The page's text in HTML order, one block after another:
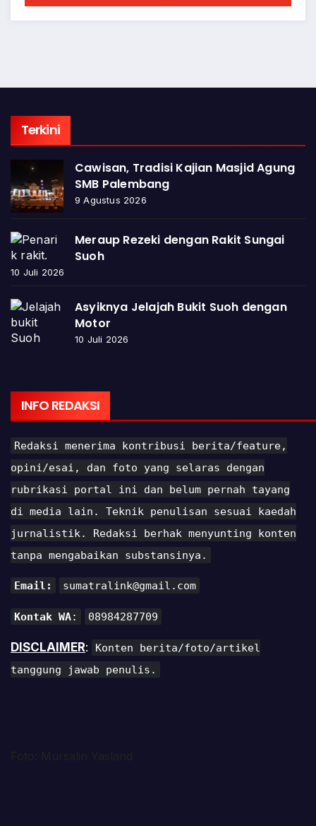
Terkini
Cawisan, Tradisi Kajian Masjid Agung
SMB Palembang
9 Agustus 2026
Meraup Rezeki dengan Rakit Sungai
Suoh
10 Juli 2026
Asyiknya Jelajah Bukit Suoh dengan
Motor
10 Juli 2026
INFO REDAKSI
Redaksi menerima kontribusi berita/feature,
opini/esai, dan foto yang selaras dengan
rubrikasi portal ini dan belum pernah tayang
di media lain. Teknik penulisan sesuai kaedah
jurnalistik. Redaksi berhak menyunting konten
tanpa mengabaikan substansinya.
Email: sumatralink@gmail.com
Kontak WA: 08984287709
DISCLAIMER:
Konten berita/foto/artikel
tanggung jawab penulis.